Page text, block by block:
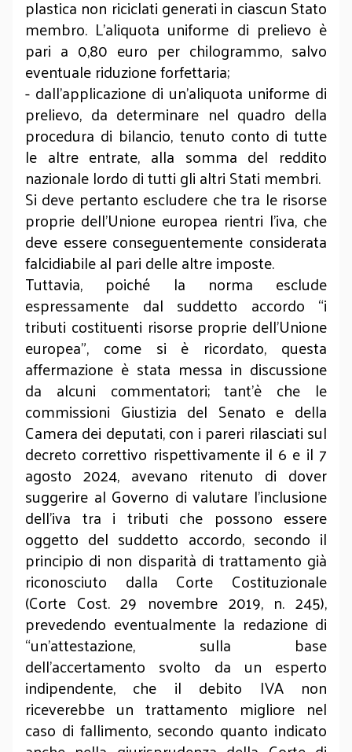
plastica non riciclati generati in ciascun Stato
membro. L’aliquota uniforme di prelievo è
pari a 0,80 euro per chilogrammo, salvo
eventuale riduzione forfettaria;
- dall’applicazione di un’aliquota uniforme di
prelievo, da determinare nel quadro della
procedura di bilancio, tenuto conto di tutte
le altre entrate, alla somma del reddito
nazionale lordo di tutti gli altri Stati membri.
Si deve pertanto escludere che tra le risorse
proprie dell’Unione europea rientri l’iva, che
deve essere conseguentemente considerata
falcidiabile al pari delle altre imposte.
Tuttavia, poiché la norma esclude
espressamente dal suddetto accordo “i
tributi costituenti risorse proprie dell’Unione
europea”, come si è ricordato, questa
affermazione è stata messa in discussione
da alcuni commentatori; tant’è che le
commissioni Giustizia del Senato e della
Camera dei deputati, con i pareri rilasciati sul
decreto correttivo rispettivamente il 6 e il 7
agosto 2024, avevano ritenuto di dover
suggerire al Governo di valutare l’inclusione
dell’iva tra i tributi che possono essere
oggetto del suddetto accordo, secondo il
principio di non disparità di trattamento già
riconosciuto dalla Corte Costituzionale
(Corte Cost. 29 novembre 2019, n. 245),
prevedendo eventualmente la redazione di
“un’attestazione, sulla base
dell'accertamento svolto da un esperto
indipendente, che il debito IVA non
riceverebbe un trattamento migliore nel
caso di fallimento, secondo quanto indicato